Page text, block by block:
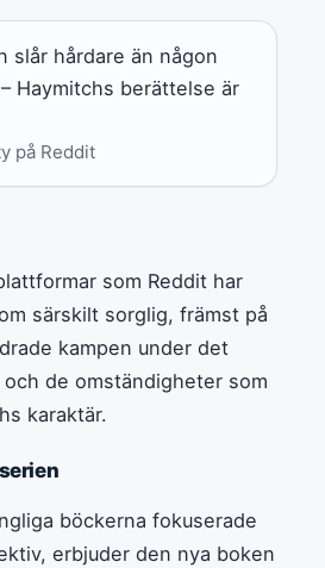
slår hårdare än någon
Haymitchs berättelse är
på Reddit
som Reddit har
särskilt sorglig, främst på
kampen under det
de omständigheter som
karaktär.
böckerna fokuserade
erbjuder den nya boken